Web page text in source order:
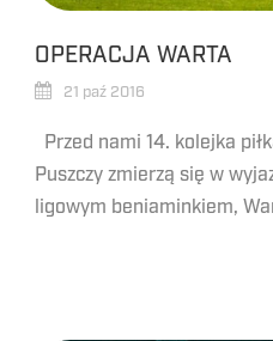
OPERACJA WARTA
21 paź 2016
Przed nami 14. kolejka
Puszczy zmierzą się w
ligowym beniaminkiem,